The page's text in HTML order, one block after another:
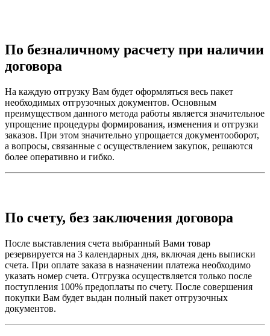
По безналичному расчету при наличии
договора
На каждую отгрузку Вам будет оформляться весь пакет
необходимых отгрузочных документов. Основным
преимуществом данного метода работы является значительное
упрощение процедуры формирования, изменения и отгрузки
заказов. При этом значительно упрощается документооборот,
а вопросы, связанные с осуществлением закупок, решаются
более оперативно и гибко.
По счету, без заключения договора
После выставления счета выбранный Вами товар
резервируется на 3 календарных дня, включая день выписки
счета. При оплате заказа в назначении платежа необходимо
указать номер счета. Отгрузка осуществляется только после
поступления 100% предоплаты по счету. После совершения
покупки Вам будет выдан полный пакет отгрузочных
документов.